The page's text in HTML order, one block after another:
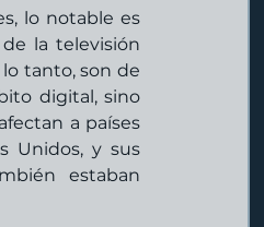
lo notable es
la televisión
tanto, son de
digital, sino
a países
Unidos, y sus
estaban